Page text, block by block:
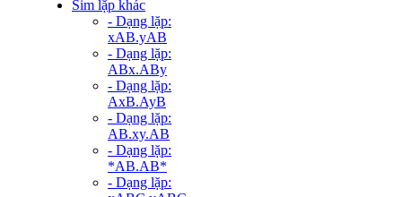
Sim lặp khác
- Dạng lặp:
xAB.yAB
- Dạng lặp:
ABx.ABy
- Dạng lặp:
AxB.AyB
- Dạng lặp:
AB.xy.AB
- Dạng lặp:
*AB.AB*
- Dạng lặp: